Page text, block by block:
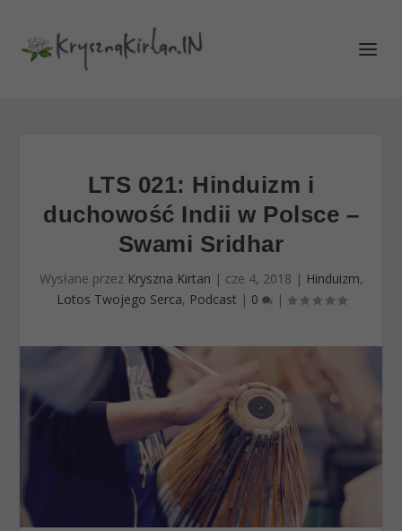
LTS 021: Hinduizm i
duchowość Indii w Polsce –
Swami Sridhar
Wysłane przez Kryszna Kirtan | cze 4, 2018 | Hinduizm,
Lotos Twojego Serca, Podcast | 0 |